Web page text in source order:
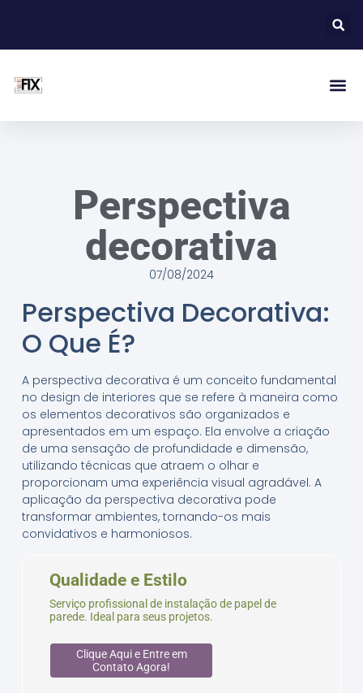
Perspectiva
decorativa
07/08/2024
Perspectiva Decorativa:
O Que É?
A perspectiva decorativa é um conceito fundamental
no design de interiores que se refere à maneira como
os elementos decorativos são organizados e
apresentados em um espaço. Ela envolve a criação
de uma sensação de profundidade e dimensão,
utilizando técnicas que atraem o olhar e
proporcionam uma experiência visual agradável. A
aplicação da perspectiva decorativa pode
transformar ambientes, tornando-os mais
convidativos e harmoniosos.
Qualidade e Estilo
Serviço profissional de instalação de papel de
parede. Ideal para seus projetos.
Clique Aqui e Entre em
Contato Agora!